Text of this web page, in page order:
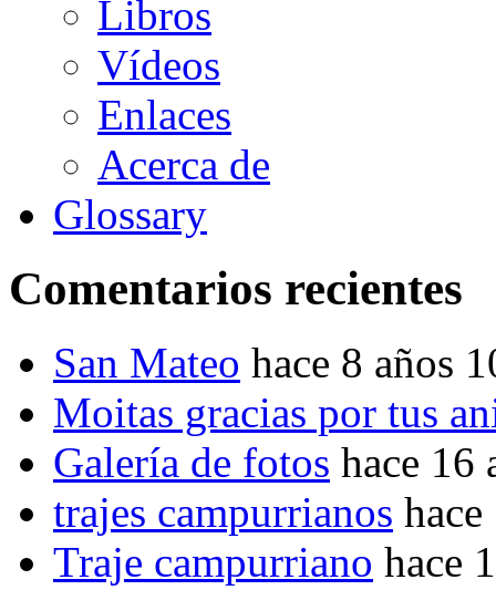
Libros
Vídeos
Enlaces
Acerca de
Glossary
Comentarios recientes
San Mateo hace 8 años
Moitas gracias por tus
Galería de fotos hace 16
trajes campurrianos
Traje campurriano hace